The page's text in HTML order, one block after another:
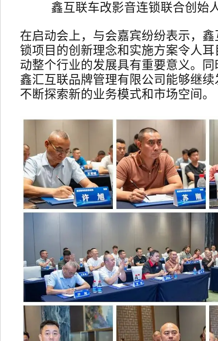
鑫互联车改影音连锁联合创始
在启动会上，与会嘉宾纷纷表示，
锁项目的创新理念和实施方案令人
动整个行业的发展具有重要意义。
鑫汇互联品牌管理有限公司能够继
不断探索新的业务模式和市场空间。